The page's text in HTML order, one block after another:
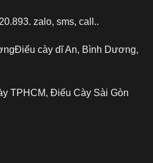
zalo, sms, call..
Điếu cày dĩ An, Bình Dương,
TPHCM, Điếu Cày Sài Gòn